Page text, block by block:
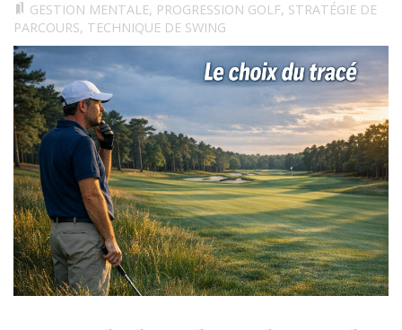
GESTION MENTALE, PROGRESSION GOLF, STRATÉGIE DE
PARCOURS, TECHNIQUE DE SWING